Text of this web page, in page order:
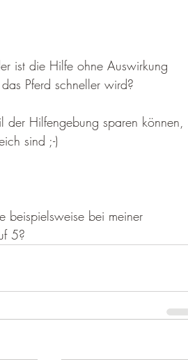
ist die Hilfe ohne Auswirkung
Pferd schneller wird?
der Hilfengebung sparen können,
sind ;-)
beispielsweise bei meiner
5?